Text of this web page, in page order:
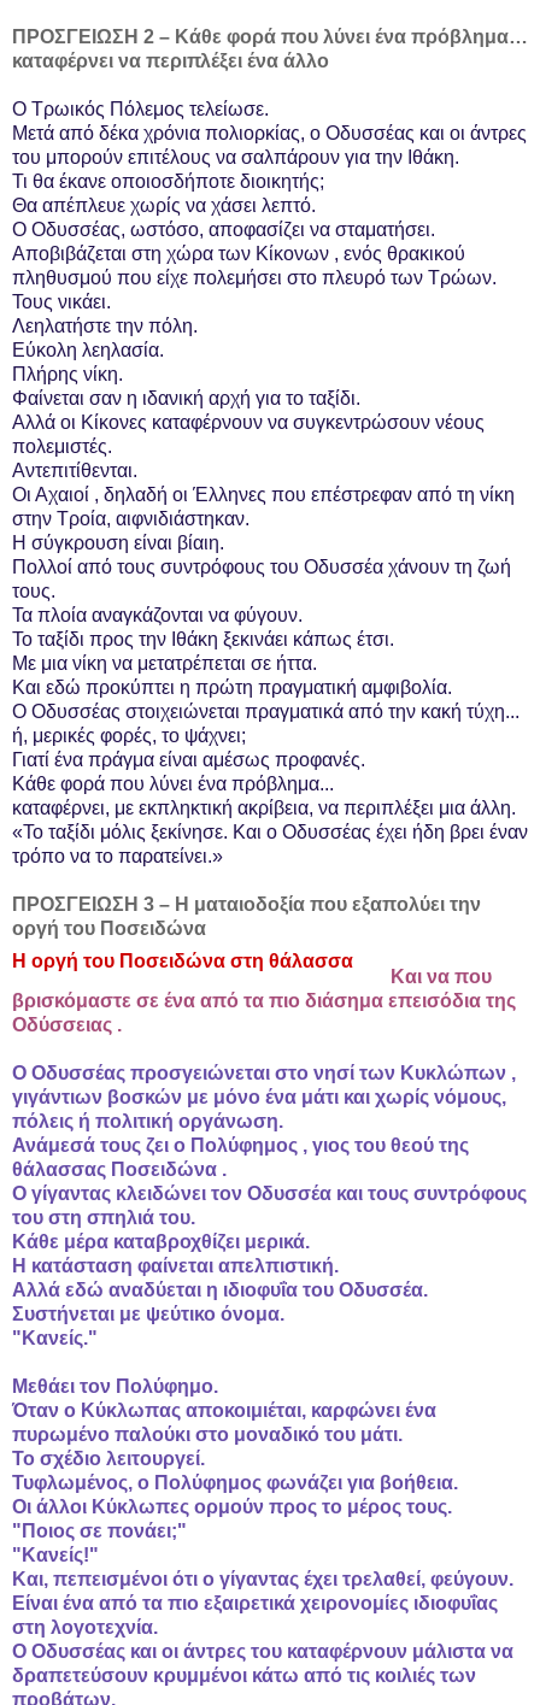
ΠΡΟΣΓΕΙΩΣΗ 2 – Κάθε φορά που λύνει ένα πρόβλημα…
καταφέρνει να περιπλέξει ένα άλλο
Ο Τρωικός Πόλεμος τελείωσε.
Μετά από δέκα χρόνια πολιορκίας, ο Οδυσσέας και οι άντρες
του μπορούν επιτέλους να σαλπάρουν για την Ιθάκη.
Τι θα έκανε οποιοσδήποτε διοικητής;
Θα απέπλευε χωρίς να χάσει λεπτό.
Ο Οδυσσέας, ωστόσο, αποφασίζει να σταματήσει.
Αποβιβάζεται στη χώρα των Κίκονων , ενός θρακικού
πληθυσμού που είχε πολεμήσει στο πλευρό των Τρώων.
Τους νικάει.
Λεηλατήστε την πόλη.
Εύκολη λεηλασία.
Πλήρης νίκη.
Φαίνεται σαν η ιδανική αρχή για το ταξίδι.
Αλλά οι Κίκονες καταφέρνουν να συγκεντρώσουν νέους
πολεμιστές.
Αντεπιτίθενται.
Οι Αχαιοί , δηλαδή οι Έλληνες που επέστρεφαν από τη νίκη
στην Τροία, αιφνιδιάστηκαν.
Η σύγκρουση είναι βίαιη.
Πολλοί από τους συντρόφους του Οδυσσέα χάνουν τη ζωή
τους.
Τα πλοία αναγκάζονται να φύγουν.
Το ταξίδι προς την Ιθάκη ξεκινάει κάπως έτσι.
Με μια νίκη να μετατρέπεται σε ήττα.
Και εδώ προκύπτει η πρώτη πραγματική αμφιβολία.
Ο Οδυσσέας στοιχειώνεται πραγματικά από την κακή τύχη...
ή, μερικές φορές, το ψάχνει;
Γιατί ένα πράγμα είναι αμέσως προφανές.
Κάθε φορά που λύνει ένα πρόβλημα...
καταφέρνει, με εκπληκτική ακρίβεια, να περιπλέξει μια άλλη.
«Το ταξίδι μόλις ξεκίνησε. Και ο Οδυσσέας έχει ήδη βρει έναν
τρόπο να το παρατείνει.»
ΠΡΟΣΓΕΙΩΣΗ 3 – Η ματαιοδοξία που εξαπολύει την
οργή του Ποσειδώνα
Η οργή του Ποσειδώνα στη θάλασσα
Και να που
βρισκόμαστε σε ένα από τα πιο διάσημα επεισόδια της
Οδύσσειας .
Ο Οδυσσέας προσγειώνεται στο νησί των Κυκλώπων ,
γιγάντιων βοσκών με μόνο ένα μάτι και χωρίς νόμους,
πόλεις ή πολιτική οργάνωση.
Ανάμεσά τους ζει ο Πολύφημος , γιος του θεού της
θάλασσας Ποσειδώνα .
Ο γίγαντας κλειδώνει τον Οδυσσέα και τους συντρόφους
του στη σπηλιά του.
Κάθε μέρα καταβροχθίζει μερικά.
Η κατάσταση φαίνεται απελπιστική.
Αλλά εδώ αναδύεται η ιδιοφυΐα του Οδυσσέα.
Συστήνεται με ψεύτικο όνομα.
"Κανείς."
Μεθάει τον Πολύφημο.
Όταν ο Κύκλωπας αποκοιμιέται, καρφώνει ένα
πυρωμένο παλούκι στο μοναδικό του μάτι.
Το σχέδιο λειτουργεί.
Τυφλωμένος, ο Πολύφημος φωνάζει για βοήθεια.
Οι άλλοι Κύκλωπες ορμούν προς το μέρος τους.
"Ποιος σε πονάει;"
"Κανείς!"
Και, πεπεισμένοι ότι ο γίγαντας έχει τρελαθεί, φεύγουν.
Είναι ένα από τα πιο εξαιρετικά χειρονομίες ιδιοφυΐας
στη λογοτεχνία.
Ο Οδυσσέας και οι άντρες του καταφέρνουν μάλιστα να
δραπετεύσουν κρυμμένοι κάτω από τις κοιλιές των
προβάτων.